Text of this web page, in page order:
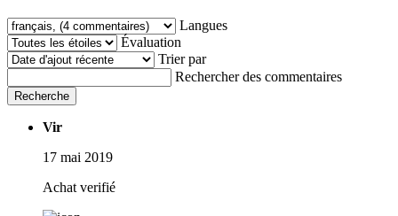
Langues
Évaluation
Trier par
Rechercher des commentaires
Recherche
Vir
17 mai 2019
Achat verifié